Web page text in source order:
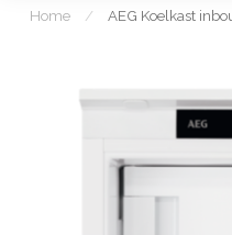
Home / AEG Koelkast